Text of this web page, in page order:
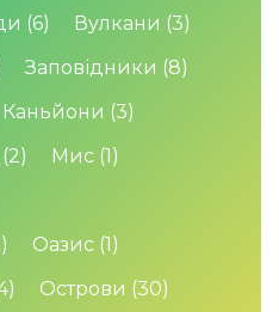
(6) Вулкани (3)
Заповідники (8)
Каньйони (3)
(2) Мис (1)
Оазис (1)
Острови (30)